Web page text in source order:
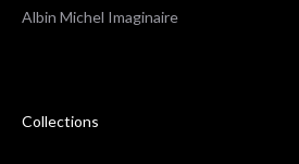
Albin Michel Imaginaire
Collections